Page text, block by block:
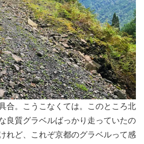
合。こうこなくては。このところ北
良質グラベルばっかり走っていたの
れど、これぞ京都のグラベルって感